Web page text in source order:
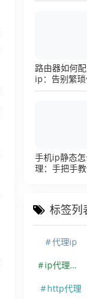
路由器如何
ip：告别繁琐
详解底层配
手机ip静态
理：手把手
标签列
代理ip
ip代理软件
http代理